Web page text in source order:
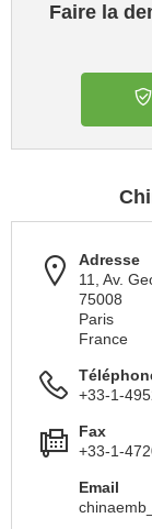
Faire la
Adresse
11, Av.
75008
Paris
France
+33-1-
Fax
+33-1-
Email